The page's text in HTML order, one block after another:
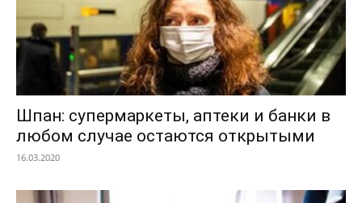
Шпан: супермаркеты, аптеки и банки в
любом случае остаются открытыми
16.03.2020